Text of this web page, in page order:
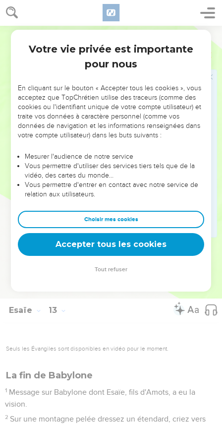
Esaïe 12
Seuls les Évangiles sont disponibles en vidéo pour le moment.
Louange au Dieu sauveur
Ce jour-là, tu diras : « Je te célèbre, Eternel, car tu as été
irrité contre moi. Ta colère s'est détournée et tu m'as
consolé.
n’aurai plus peur, car l'Eternel, oui, *l'Eternel est ma force et
le sujet de mes louanges. C'est lui qui m'a sauvé. »
Vous puiserez avec joie de l'eau aux sources du salut
4 et vous direz, ce jour-là : « Célébrez l'Eternel, faites appel à
lui, faites connaître ses actes parmi les peuples, rappelez
combien son nom est grand !
Chantez l'Eternel, car il a fait des choses magnifiques :
qu’on les fasse connaître sur toute la terre ! »
Pousse des cris de joie, exprime ton allégresse, habitante
Esaïe 13
Seuls les Évangiles sont disponibles en vidéo pour le moment.
La fin de Babylone
1 Message sur Babylone dont Esaïe, fils d'Amots, a eu la
vision.
2 Sur une montagne pelée dressez un étendard, criez vers
Votre vie privée est importante
pour nous
En cliquant sur le bouton « Accepter tous les cookies », vous
acceptez que TopChrétien utilise des traceurs (comme des
cookies ou l'identifiant unique de votre compte utilisateur) et
traite vos données à caractère personnel (comme vos
données de navigation et les informations renseignées dans
votre compte utilisateur) dans les buts suivants :
Mesurer l'audience de notre service
Vous permettre d'utiliser des services tiers tels que de la
vidéo, des cartes du monde…
Vous permettre d'entrer en contact avec notre service de
relation aux utilisateurs.
Choisir mes cookies
Accepter tous les cookies
Tout refuser